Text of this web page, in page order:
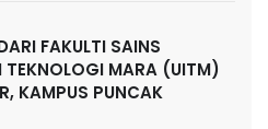
FAKULTI SAINS
TEKNOLOGI MARA (UITM)
KAMPUS PUNCAK